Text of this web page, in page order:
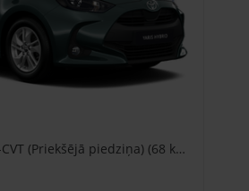
Active 1.5 Hybrid 115 e-CVT (Priekšējā piedziņa) (68 kW)